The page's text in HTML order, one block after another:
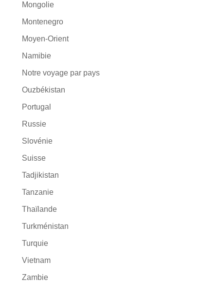
Mongolie
Montenegro
Moyen-Orient
Namibie
Notre voyage par pays
Ouzbékistan
Portugal
Russie
Slovénie
Suisse
Tadjikistan
Tanzanie
Thaïlande
Turkménistan
Turquie
Vietnam
Zambie